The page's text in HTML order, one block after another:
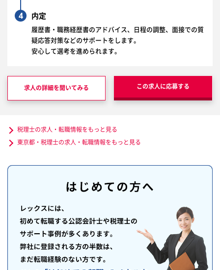
4 内定
履歴書・職務経歴書のアドバイス、日程の調整、面接での質
疑応答対策などのサポートをします。
安心して選考を進められます。
求人の詳細を聞いてみる この求人に応募する
税理士の求人・転職情報をもっと見る
東京都・税理士の求人・転職情報をもっと見る